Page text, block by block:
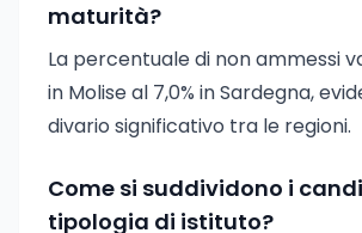
maturità?
La percentuale di non ammessi
in Molise al 7,0% in Sardegna,
divario significativo tra le regioni.
Come si suddividono i
tipologia di istituto?